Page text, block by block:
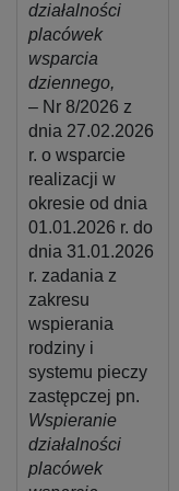
działalności
placówek
wsparcia
dziennego,
– Nr 8/2026 z
dnia 27.02.2026
r. o wsparcie
realizacji w
okresie od dnia
01.01.2026 r. do
dnia 31.01.2026
r. zadania z
zakresu
wspierania
rodziny i
systemu pieczy
zastępczej pn.
Wspieranie
działalności
placówek